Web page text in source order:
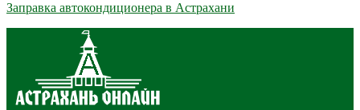
Заправка автокондиционера в Астрахани